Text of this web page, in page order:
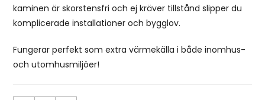
kaminen är skorstensfri och ej kräver tillstånd slipper du
komplicerade installationer och bygglov.
Fungerar perfekt som extra värmekälla i både inomhus-
och utomhusmiljöer!